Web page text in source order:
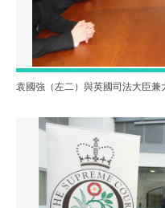
袁國強（左二）與英國司法大臣兼